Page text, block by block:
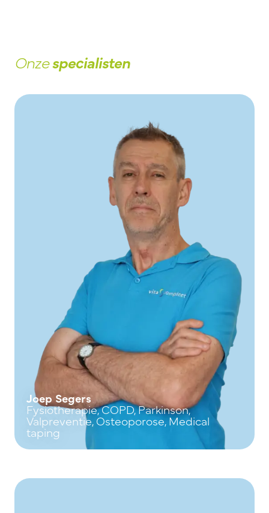
Onzespecialisten
Joep Segers
Fysiotherapie, COPD, Parkinson,
Valpreventie, Osteoporose, Medical
taping